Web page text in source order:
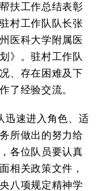
扶工作总结表彰
村工作队队长张
医科大学附属医
》。驻村工作队
、存在困难及下
了经验交流。
迅速进入角色、适
所做出的努力给
各位队员要认真
相关政策文件，
八项规定精神学